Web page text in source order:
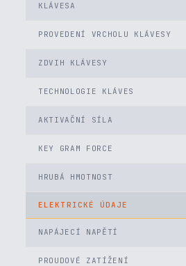
KLÁVESA
PROVEDENÍ VRCHOLU KLÁVESY
ZDVIH KLÁVESY
TECHNOLOGIE KLÁVES
AKTIVAČNÍ SÍLA
KEY GRAM FORCE
HRUBÁ HMOTNOST
ELEKTRICKÉ ÚDAJE
NAPÁJECÍ NAPĚTÍ
PROUDOVÉ ZATÍŽENÍ